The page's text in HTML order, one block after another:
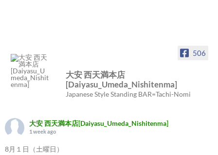
506
大安 西天満本店
[Daiyasu_Umeda_Nishitenma]
Japanese Style Standing BAR=Tachi-Nomi
大安 西天満本店[Daiyasu_Umeda_Nishitenma]
1 week ago
8月１日（土曜日）